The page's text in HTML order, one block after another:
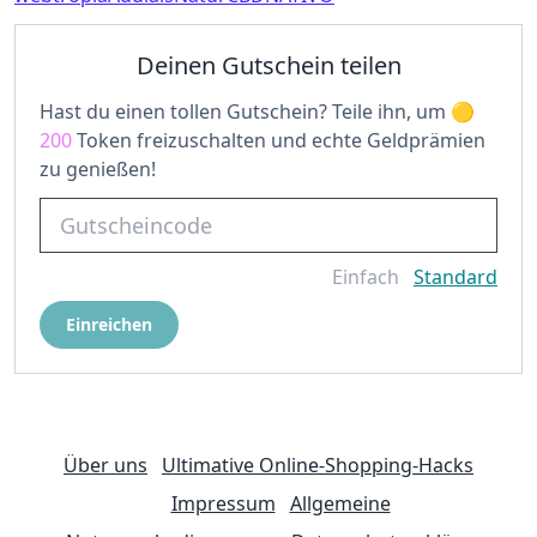
Deinen Gutschein teilen
Hast du einen tollen Gutschein? Teile ihn, um
200Token freizuschalten und echte Geldprämien
zu genießen!
Einfach Standard
Einreichen
Über uns
Ultimative Online-Shopping-Hacks
Impressum Allgemeine